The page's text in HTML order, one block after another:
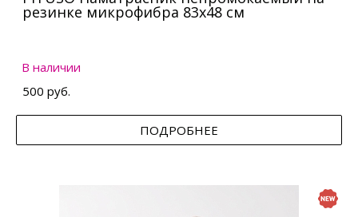
резинке микрофибра 83х48 см
В наличии
500 руб.
ПОДРОБНЕЕ